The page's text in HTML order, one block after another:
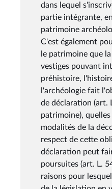
dans lequel
partie intégrante,
patrimoine
C'est également
le patrimoine que
vestiges pouvant
préhistoire,
l'archéologie fait
de déclaration (art.
patrimoine),
modalités de la
respect de cette
déclaration peut
poursuites (art. L.
raisons pour